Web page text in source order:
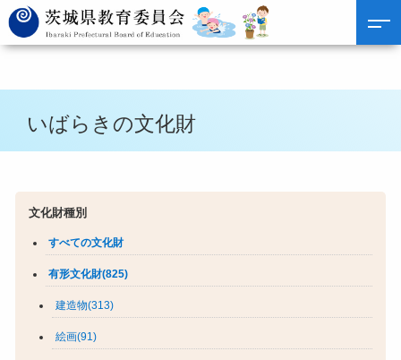
いばらきの文化財
文化財種別
すべての文化財
有形文化財(825)
建造物(313)
絵画(91)